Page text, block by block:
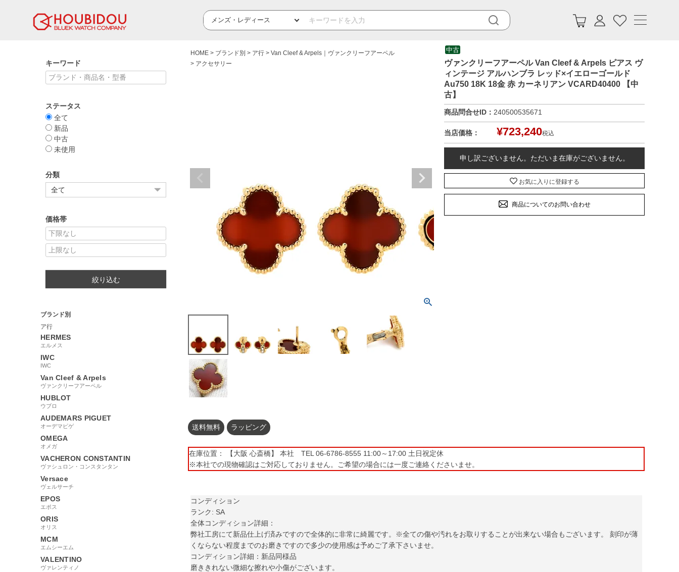
キーワード
ステータス
全て
新品
中古
未使用
分類
価格帯
絞り込む
ブランド別
ア行
HERMES
エルメス
IWC
IWC
Van Cleef & Arpels
ヴァンクリーフアーペル
HUBLOT
ウブロ
AUDEMARS PIGUET
オーデマピゲ
OMEGA
オメガ
VACHERON CONSTANTIN
ヴァシュロン・コンスタンタン
Versace
ヴェルサーチ
EPOS
エポス
ORIS
オリス
MCM
エムシーエム
VALENTINO
ヴァレンティノ
HOME ブランド別 ア行
Van Cleef & Arpels｜ヴァンクリーフアーペル
アクセサリー
中古
ヴァンクリーフアーペル Van Cleef & Arpels ピアス ヴ
ィンテージ アルハンブラ レッド×イエローゴールド
Au750 18K 18金 赤 カーネリアン VCARD40400 【中
古】
商品問合せID： 240500535671
当店価格： ¥723,240税込
申し訳ございません。ただいま在庫がございません。
お気に入りに登録する
商品についてのお問い合わせ
送料無料 ラッピング
在庫位置： 【大阪 心斎橋】 本社 TEL 06-6786-8555 11:00～17:00 土日祝定休
※本社での現物確認はご対応しておりません。ご希望の場合には一度ご連絡くださいませ。
コンディション
ランク: SA
全体コンディション詳細：
弊社工房にて新品仕上げ済みですので全体的に非常に綺麗です。※全ての傷や汚れをお取りすることが出来ない場合もございます。 刻印が薄
くならない程度までのお磨きですので多少の使用感は予めご了承下さいませ。
コンディション詳細：新品同様品
磨ききれない微細な擦れや小傷がございます。